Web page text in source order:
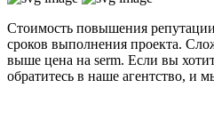
Стоимость повышения репутации
сроков выполнения проекта.
выше цена на serm. Если вы
обратитесь в наше агентство, и